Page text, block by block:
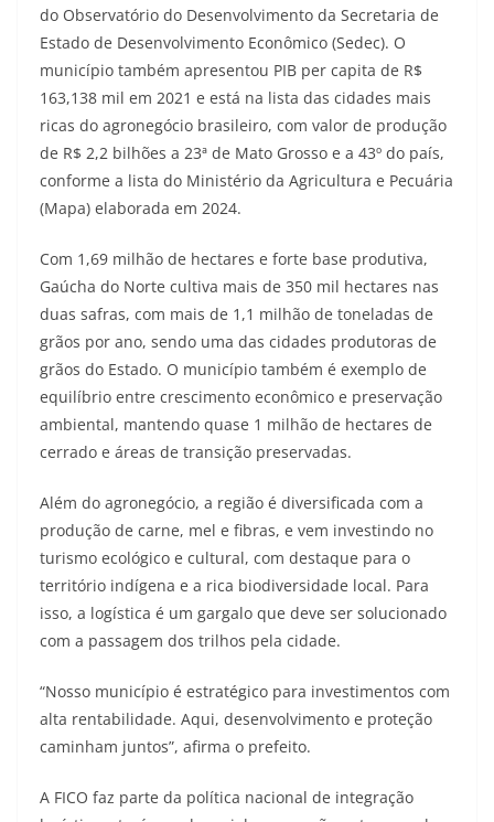
do Observatório do Desenvolvimento da Secretaria de
Estado de Desenvolvimento Econômico (Sedec). O
município também apresentou PIB per capita de R$
163,138 mil em 2021 e está na lista das cidades mais
ricas do agronegócio brasileiro, com valor de produção
de R$ 2,2 bilhões a 23ª de Mato Grosso e a 43º do país,
conforme a lista do Ministério da Agricultura e Pecuária
(Mapa) elaborada em 2024.
Com 1,69 milhão de hectares e forte base produtiva,
Gaúcha do Norte cultiva mais de 350 mil hectares nas
duas safras, com mais de 1,1 milhão de toneladas de
grãos por ano, sendo uma das cidades produtoras de
grãos do Estado. O município também é exemplo de
equilíbrio entre crescimento econômico e preservação
ambiental, mantendo quase 1 milhão de hectares de
cerrado e áreas de transição preservadas.
Além do agronegócio, a região é diversificada com a
produção de carne, mel e fibras, e vem investindo no
turismo ecológico e cultural, com destaque para o
território indígena e a rica biodiversidade local. Para
isso, a logística é um gargalo que deve ser solucionado
com a passagem dos trilhos pela cidade.
“Nosso município é estratégico para investimentos com
alta rentabilidade. Aqui, desenvolvimento e proteção
caminham juntos”, afirma o prefeito.
A FICO faz parte da política nacional de integração